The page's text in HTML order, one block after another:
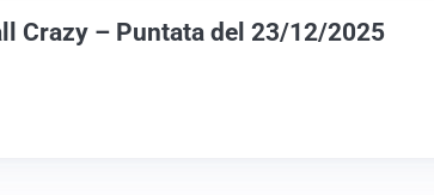
Crazy – Puntata del 23/12/2025